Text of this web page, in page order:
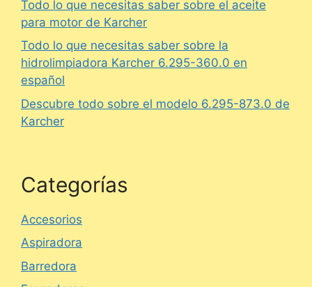
Todo lo que necesitas saber sobre el aceite
para motor de Karcher
Todo lo que necesitas saber sobre la
hidrolimpiadora Karcher 6.295-360.0 en
español
Descubre todo sobre el modelo 6.295-873.0 de
Karcher
Categorías
Accesorios
Aspiradora
Barredora